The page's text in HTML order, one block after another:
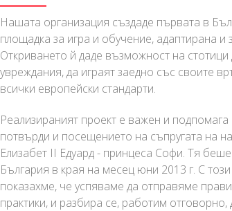
Нашата организация създаде първата в
площадка за игра и обучение, адаптирана
Откриването й даде възможност на
увреждания, да играят заедно със своите
всички европейски стандарти.
Реализираният проект е важен и
потвърди и посещението на съпругата на
Елизабет II Едуард - принцеса Софи. Тя
България в края на месец юни 2013 г. С
показахме, че успяваме да отправяме
практики, и разбира се, работим